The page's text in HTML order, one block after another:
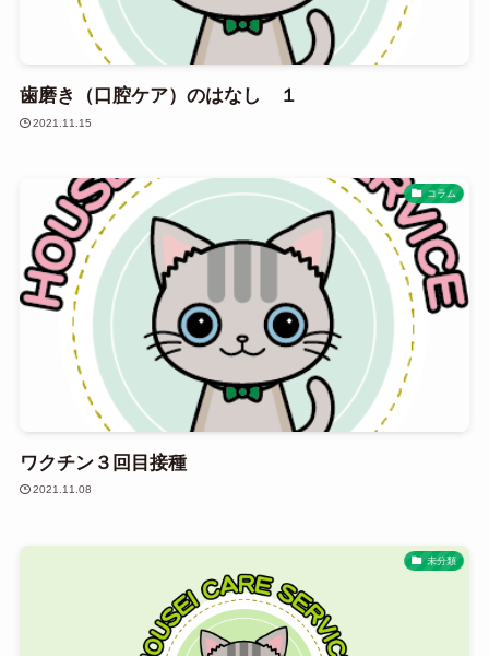
歯磨き（口腔ケア）のはなし １
2021.11.15
コラム
ワクチン３回目接種
2021.11.08
未分類